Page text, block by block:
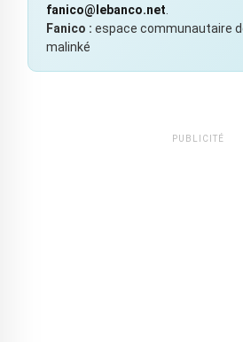
fanico@lebanco.net
Fanico : espace communautaire
malinké
PUBLICITÉ